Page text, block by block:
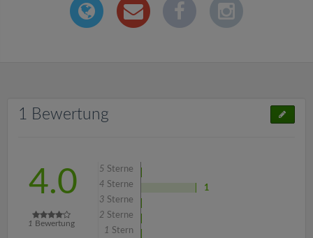
1 Bewertung
4.0
1 Bewertung
5 Sterne
4 Sterne
1
3 Sterne
2 Sterne
1 Stern